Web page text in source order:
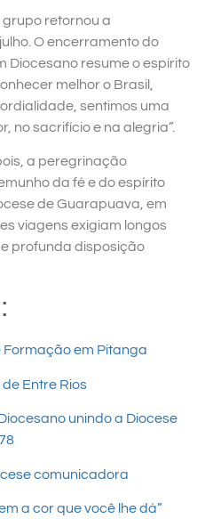
grupo retornou a
O encerramento do
Diocesano resume o espírito
melhor o Brasil,
sentimos uma
no sacrifício e na alegria”.
a peregrinação
da fé e do espírito
de Guarapuava, em
viagens exigiam longos
profunda disposição
Formação em Pitanga
Entre Rios
unindo a Diocese
comunicadora
a cor que você lhe dá”